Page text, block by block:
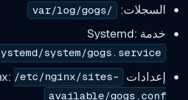
السجلات: /var/log/gogs
خدمة Systemd:
systemd/system/gogs.service
إعدادات Nginx: /etc/nginx/sites-
available/gogs.conf